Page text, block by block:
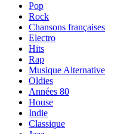
Pop
Rock
Chansons françaises
Electro
Hits
Rap
Musique Alternative
Oldies
Années 80
House
Indie
Classique